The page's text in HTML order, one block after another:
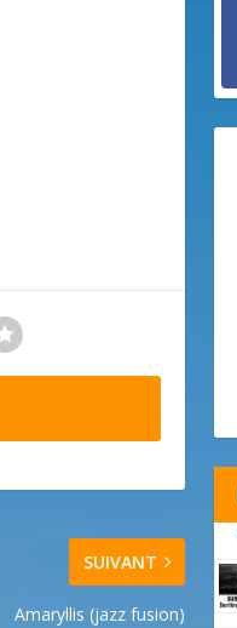
SUIVANT
Amaryllis (jazz fusion)